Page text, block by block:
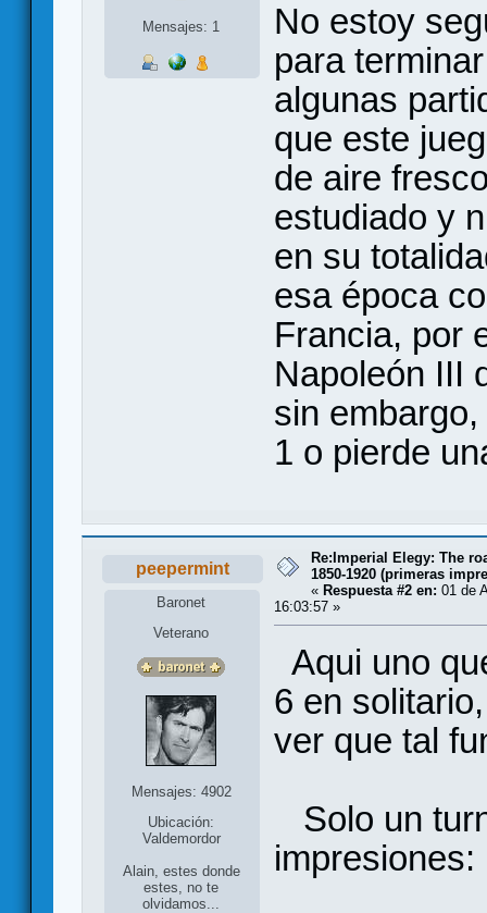
Mensajes: 1
No estoy
para
algunas
que este
de aire
estudiado y
en su
esa época
Francia, por
Napoleón III
sin
1 o pierde
peepermint
Baronet
Veterano
Mensajes: 4902
Ubicación:
Valdemordor
Alain, estes donde
estes, no te
olvidamos...
Re:Imperial Elegy: The
1850-1920 (primeras
« Respuesta #2 en: 01 de
16:03:57 »
Aqui uno
6 en
ver que tal
Solo un
impresiones: